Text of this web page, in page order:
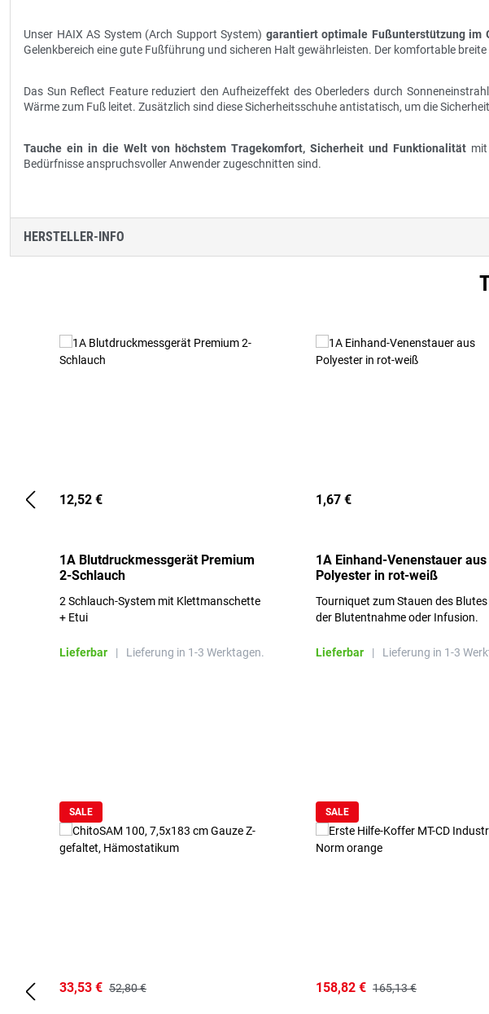
Unser HAIX AS System (Arch Support System) garantiert optimale Fußunterstützung im
Gelenkbereich eine gute Fußführung und sicheren Halt gewährleisten. Der komfortable
Das Sun Reflect Feature reduziert den Aufheizeffekt des Oberleders durch
Wärme zum Fuß leitet. Zusätzlich sind diese Sicherheitsschuhe antistatisch, um die
Tauche ein in die Welt von höchstem Tragekomfort, Sicherheit und Funktionalitätmit
Bedürfnisse anspruchsvoller Anwender zugeschnitten sind.
HERSTELLER-INFO
12,52 €
1A Blutdruckmessgerät Premium
2-Schlauch
2 Schlauch-System mit Klettmanschette
+ Etui
Lieferbar | Lieferung in 1-3 Werktagen.
1,67 €
1A Einhand-Venenstauer aus
Polyester in rot-weiß
Tourniquet zum Stauen des Blutes
der Blutentnahme oder Infusion.
Lieferbar | Lieferung in 1-3
SALE
33,53 € 52,80 €
SALE
158,82 € 165,13 €